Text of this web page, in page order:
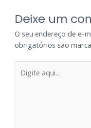
Deixe um
O seu endereço de e-
obrigatórios são